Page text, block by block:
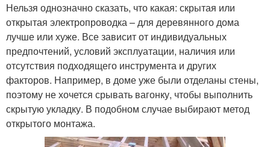
Нельзя однозначно сказать, что какая: скрытая или
открытая электропроводка – для деревянного дома
лучше или хуже. Все зависит от индивидуальных
предпочтений, условий эксплуатации, наличия или
отсутствия подходящего инструмента и других
факторов. Например, в доме уже были отделаны стены,
поэтому не хочется срывать вагонку, чтобы выполнить
скрытую укладку. В подобном случае выбирают метод
открытого монтажа.